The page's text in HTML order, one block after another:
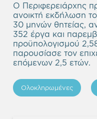
Ο Περιφερειάρχης
ανοικτή εκδήλωση
30 μηνών θητείας,
352 έργα και
προϋπολογισμού
παρουσίασε τον
επόμενων 2,5 ετών.
Ολοκληρωμένες